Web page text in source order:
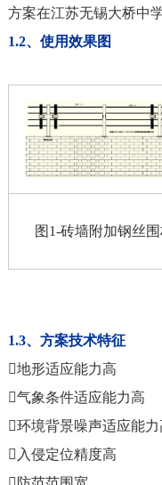
方案在江苏无锡大桥中
1.2、使用效果图
图1-砖墙附加钢丝
1.3、方案技术特征
地形适应能力高
气象条件适应能力高
环境背景噪声适应能力
入侵定位精度高